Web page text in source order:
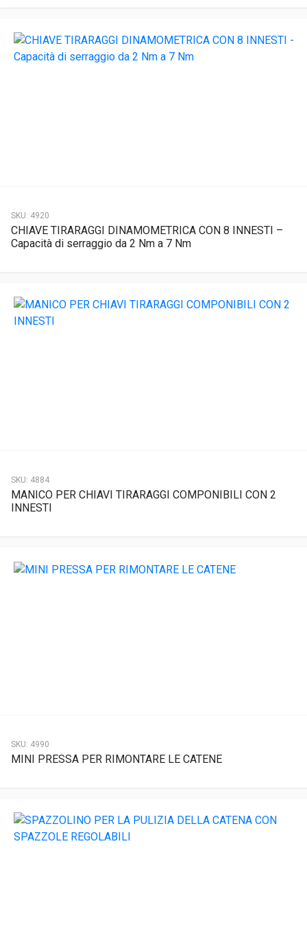
SKU: 4920
CHIAVE TIRARAGGI DINAMOMETRICA CON 8 INNESTI –
Capacità di serraggio da 2 Nm a 7 Nm
SKU: 4884
MANICO PER CHIAVI TIRARAGGI COMPONIBILI CON 2
INNESTI
SKU: 4990
MINI PRESSA PER RIMONTARE LE CATENE